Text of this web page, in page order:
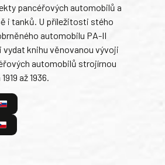
pancéřových automobilů a
i tanků. U příležitosti stého
automobilu PA-II
vydat knihu věnovanou vývoji
automobilů strojírnou
až 1936.